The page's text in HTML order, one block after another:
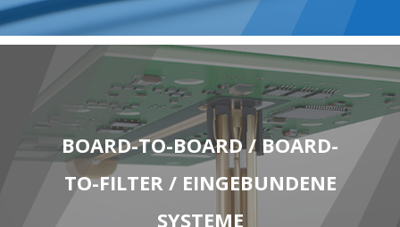
BOARD-TO-BOARD / BOARD-
TO-FILTER / EINGEBUNDENE
SYSTEME